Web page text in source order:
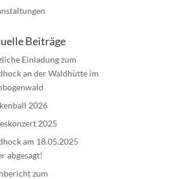
Beiträge
Einladung zum
an der Waldhütte im
2026
2025
am 18.05.2025
abgesagt!
zum